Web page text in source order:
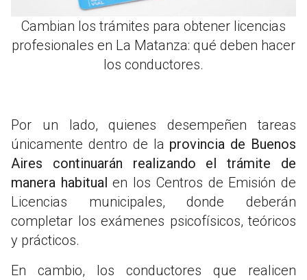
Cambian los trámites para obtener licencias
profesionales en La Matanza: qué deben hacer
los conductores.
Por un lado, quienes desempeñen tareas
únicamente dentro de la provincia de Buenos
Aires continuarán realizando el trámite de
manera habitual en los Centros de Emisión de
Licencias municipales, donde deberán
completar los exámenes psicofísicos, teóricos
y prácticos.
En cambio, los conductores que realicen